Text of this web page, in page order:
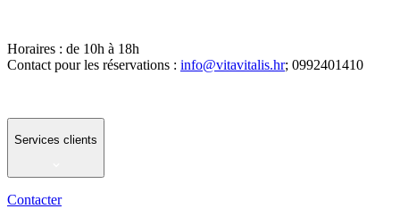
Horaires : de 10h à 18h
Contact pour les réservations : info@vitavitalis.hr; 0992401410
Services clients
Contacter